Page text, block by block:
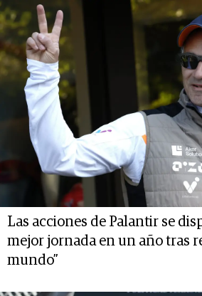
Las acciones de Palantir se
mejor jornada en un año tras
mundo”